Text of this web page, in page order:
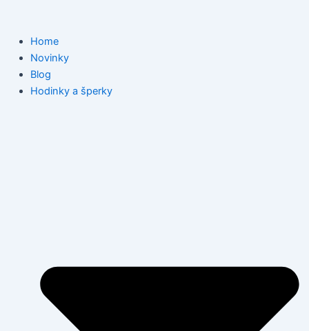
obsah
Home
Novinky
Blog
Hodinky a šperky